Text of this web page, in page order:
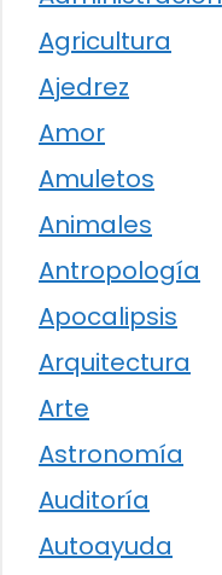
Agricultura
Ajedrez
Amor
Amuletos
Animales
Antropología
Apocalipsis
Arquitectura
Arte
Astronomía
Auditoría
Autoayuda